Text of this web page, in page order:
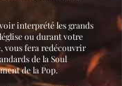
interprété les grands
ou durant votre
vous fera redécouvrir
de la Soul
de la Pop.